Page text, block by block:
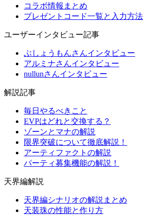
コラボ情報まとめ
プレゼントコード一覧と入力方法
ユーザーインタビュー記事
ぶしょうもんさんインタビュー
アルミナさんインタビュー
nullunさんインタビュー
解説記事
毎日やるべきこと
EVPはどれと交換する？
ゾーンとマナの解説
限界突破について徹底解説！
アーティファクトの解説
パーティ募集機能の解説！
天界編解説
天界編シナリオの解説まとめ
天装珠の性能と作り方